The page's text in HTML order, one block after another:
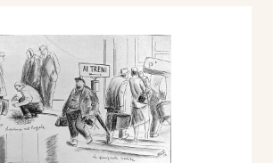
di Lombardia al Palazzo della
Milano, catalogo mostra, pp.nn
Grafica a Monaco, Napoli,
XIII, vol. XII, n. 125/126, 28
p. 39.